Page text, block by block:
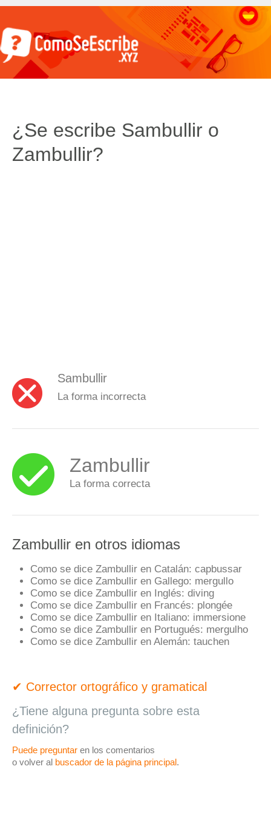
¿Se escribe Sambullir o
Zambullir?
Sambullir
La forma incorrecta
Zambullir
La forma correcta
Zambullir en otros idiomas
Como se dice Zambullir en Catalán: capbussar
Como se dice Zambullir en Gallego: mergullo
Como se dice Zambullir en Inglés: diving
Como se dice Zambullir en Francés: plongée
Como se dice Zambullir en Italiano: immersione
Como se dice Zambullir en Portugués: mergulho
Como se dice Zambullir en Alemán: tauchen
✔ Corrector ortográfico y gramatical
¿Tiene alguna pregunta sobre esta
definición?
Puede preguntar en los comentarios
o volver al buscador de la página principal.